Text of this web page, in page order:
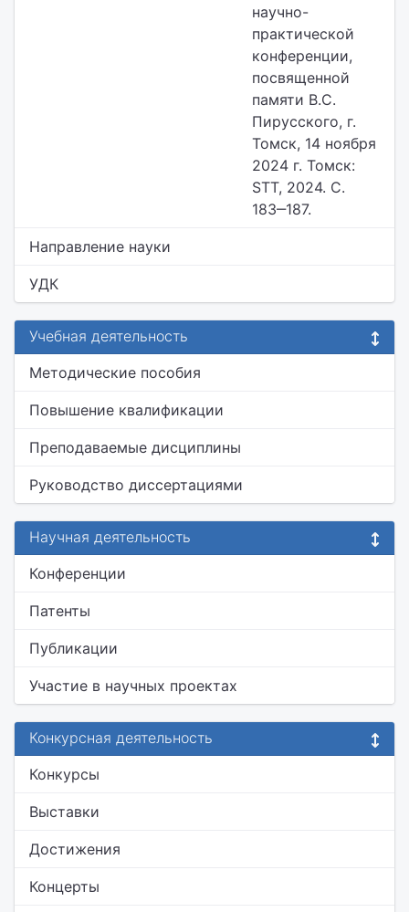
научно-
практической
конференции,
посвященной
памяти В.С.
Пирусского, г.
Томск, 14 ноября
2024 г. Томск:
STT, 2024. С.
183‒187.
Направление науки
УДК
Учебная деятельность
Методические пособия
Повышение квалификации
Преподаваемые дисциплины
Руководство диссертациями
Научная деятельность
Конференции
Патенты
Публикации
Участие в научных проектах
Конкурсная деятельность
Конкурсы
Выставки
Достижения
Концерты